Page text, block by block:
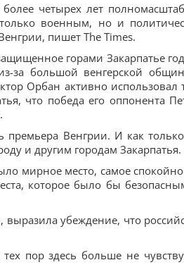
четырех лет
военным, но и
пишет The Times.
горами Закарпатье
за большой венгерской
Орбан активно использовал
что победа его оппонента
Венгрии. И как
и другим городам Закарпатья.
мирное место, самое
которое было бы
выразила убеждение, что
пор здесь больше не